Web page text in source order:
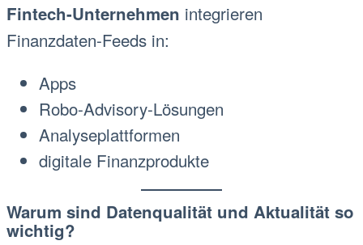
Fintech-Unternehmen integrieren
Finanzdaten-Feeds in:
Apps
Robo-Advisory-Lösungen
Analyseplattformen
digitale Finanzprodukte
Warum sind Datenqualität und Aktualität so
wichtig?